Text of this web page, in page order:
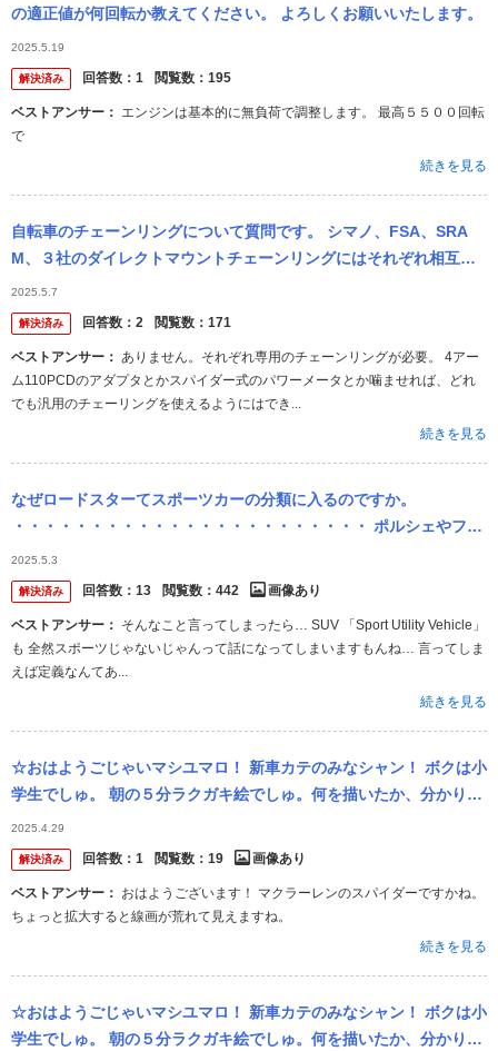
の適正値が何回転か教えてください。 よろしくお願いいたします。
2025.5.19
解決済み 回答数： 1 閲覧数： 195
ベストアンサー：
で
続きを見る
自転車のチェーンリングについて質問です。 シマノ、FSA、SRA
M、３社のダイレクトマウントチェーンリングにはそれぞれ相互性
はありますか？
2025.5.7
解決済み 回答数： 2 閲覧数： 171
ベストアンサー：
ム110PCDのアダプタとかスパイダー式のパワーメータとか噛ませれば、どれ
でも汎用のチェーリングを使えるようにはでき...
続きを見る
なぜロードスターてスポーツカーの分類に入るのですか。
・・・・・・・・・・・・・・・・・・・・・・・ ポルシェやフェ
ラーリでも屋根のないスポーツカーを作っていますが。 よく分から
ないのですが。 ...
2025.5.3
解決済み 回答数： 13 閲覧数： 442 画像あり
ベストアンサー：
も 全然スポーツじゃないじゃんって話になってしまいますもんね… 言ってしま
えば定義なんてあ...
続きを見る
☆おはようごじゃいマシユマロ！ 新車カテのみなシャン！ ボクは小
学生でしゅ。 朝の５分ラクガキ絵でしゅ。何を描いたか、分かりマ
シュかあ？
2025.4.29
解決済み 回答数： 1 閲覧数： 19 画像あり
ベストアンサー：
ちょっと拡大すると線画が荒れて見えますね。
続きを見る
☆おはようごじゃいマシユマロ！ 新車カテのみなシャン！ ボクは小
学生でしゅ。 朝の５分ラクガキ絵でしゅ。何を描いたか、分かりマ